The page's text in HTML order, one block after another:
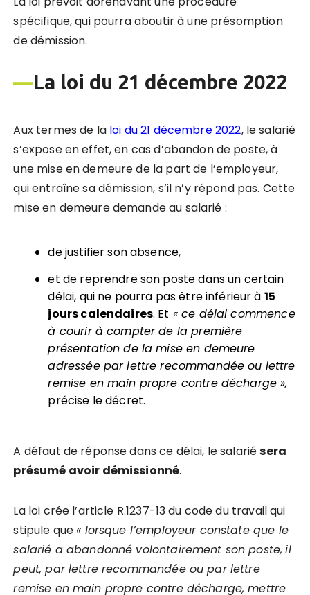
spécifique, qui pourra aboutir à une présomption
de démission.
—La loi du 21 décembre 2022
Aux termes de la loi du 21 décembre 2022, le salarié
s’expose en effet, en cas d’abandon de poste, à
une mise en demeure de la part de l’employeur,
qui entraîne sa démission, s’il n’y répond pas. Cette
mise en demeure demande au salarié :
de justifier son absence,
et de reprendre son poste dans un certain
délai, qui ne pourra pas être inférieur à 15
jours calendaires. Et « ce délai commence
à courir à compter de la première
présentation de la mise en demeure
adressée par lettre recommandée ou lettre
remise en main propre contre décharge »,
précise le décret.
A défaut de réponse dans ce délai, le salariésera
présumé avoir démissionné.
La loi crée l’article R.1237-13 du code du travail qui
stipule que « lorsque l’employeur constate que le
salarié a abandonné volontairement son poste, il
peut, par lettre recommandée ou par lettre
remise en main propre contre décharge, mettre